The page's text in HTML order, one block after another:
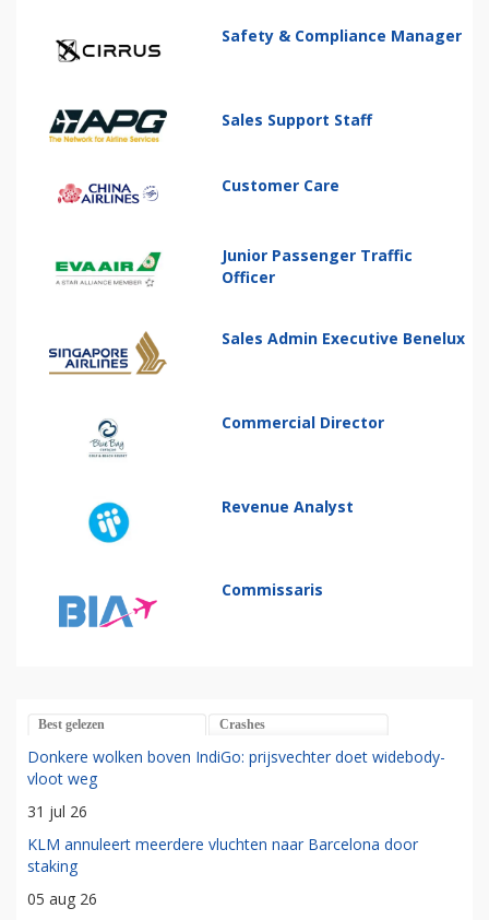
Safety & Compliance Manager
Sales Support Staff
Customer Care
Junior Passenger Traffic
Officer
Sales Admin Executive Benelux
Commercial Director
Revenue Analyst
Commissaris
Best gelezen Crashes
Donkere wolken boven IndiGo: prijsvechter doet widebody-
vloot weg
31 jul 26
KLM annuleert meerdere vluchten naar Barcelona door
staking
05 aug 26